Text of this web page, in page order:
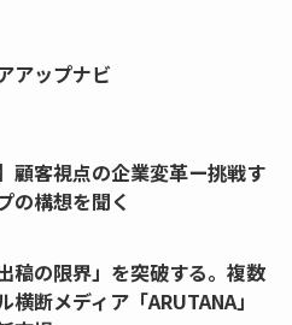
アップナビ
】顧客視点の企業変革ー挑戦す
の構想を聞く
稿の限界」を突破する。複数
横断メディア「ARUTANA」